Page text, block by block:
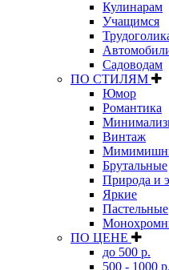
Кулинарам
Учащимся
Садоводам
ПО СТИЛЯМ
Юмор
Романтика
Винтаж
Брутальные
Природа и
Яркие
Пастельные
ПО ЦЕНЕ
до 500 р.
500 - 1000 р.